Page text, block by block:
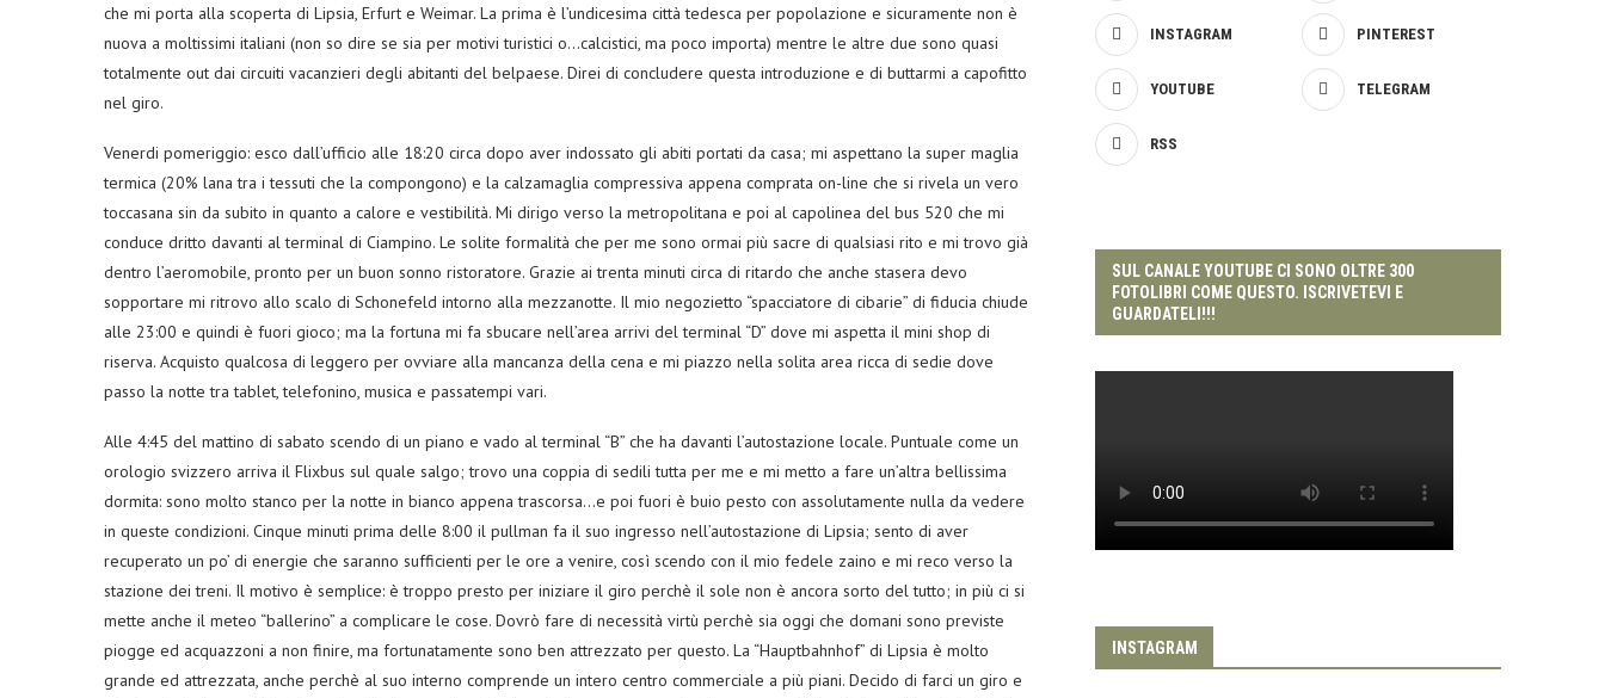
che mi porta alla scoperta di Lipsia, Erfurt e Weimar. La prima è l’undicesima città tedesca per popolazione e sicuramente non è
nuova a moltissimi italiani (non so dire se sia per motivi turistici o…calcistici, ma poco importa) mentre le altre due sono quasi
totalmente out dai circuiti vacanzieri degli abitanti del belpaese. Direi di concludere questa introduzione e di buttarmi a capofitto
nel giro.
Venerdi pomeriggio: esco dall’ufficio alle 18:20 circa dopo aver indossato gli abiti portati da casa; mi aspettano la super maglia
termica (20% lana tra i tessuti che la compongono) e la calzamaglia compressiva appena comprata on-line che si rivela un vero
toccasana sin da subito in quanto a calore e vestibilità. Mi dirigo verso la metropolitana e poi al capolinea del bus 520 che mi
conduce dritto davanti al terminal di Ciampino. Le solite formalità che per me sono ormai più sacre di qualsiasi rito e mi trovo già
dentro l’aeromobile, pronto per un buon sonno ristoratore. Grazie ai trenta minuti circa di ritardo che anche stasera devo
sopportare mi ritrovo allo scalo di Schonefeld intorno alla mezzanotte. Il mio negozietto “spacciatore di cibarie” di fiducia chiude
alle 23:00 e quindi è fuori gioco; ma la fortuna mi fa sbucare nell’area arrivi del terminal “D” dove mi aspetta il mini shop di
riserva. Acquisto qualcosa di leggero per ovviare alla mancanza della cena e mi piazzo nella solita area ricca di sedie dove
passo la notte tra tablet, telefonino, musica e passatempi vari.
Alle 4:45 del mattino di sabato scendo di un piano e vado al terminal “B” che ha davanti l’autostazione locale. Puntuale come un
orologio svizzero arriva il Flixbus sul quale salgo; trovo una coppia di sedili tutta per me e mi metto a fare un’altra bellissima
dormita: sono molto stanco per la notte in bianco appena trascorsa…e poi fuori è buio pesto con assolutamente nulla da vedere
in queste condizioni. Cinque minuti prima delle 8:00 il pullman fa il suo ingresso nell’autostazione di Lipsia; sento di aver
recuperato un po’ di energie che saranno sufficienti per le ore a venire, così scendo con il mio fedele zaino e mi reco verso la
stazione dei treni. Il motivo è semplice: è troppo presto per iniziare il giro perchè il sole non è ancora sorto del tutto; in più ci si
mette anche il meteo “ballerino” a complicare le cose. Dovrò fare di necessità virtù perchè sia oggi che domani sono previste
piogge ed acquazzoni a non finire, ma fortunatamente sono ben attrezzato per questo. La “Hauptbahnhof” di Lipsia è molto
grande ed attrezzata, anche perchè al suo interno comprende un intero centro commerciale a più piani. Decido di farci un giro e
INSTAGRAM PINTEREST
YOUTUBE TELEGRAM
RSS
SUL CANALE YOUTUBE CI SONO OLTRE 300
FOTOLIBRI COME QUESTO. ISCRIVETEVI E
GUARDATELI!!!
INSTAGRAM